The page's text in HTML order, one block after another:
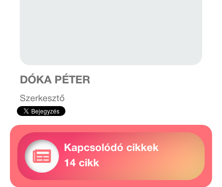
DÓKA PÉTER
Szerkesztő
Kapcsolódó cikkek
14 cikk